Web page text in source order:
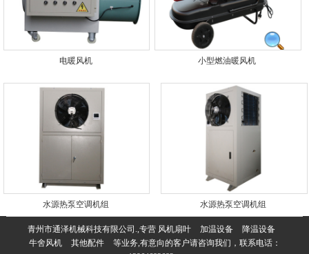
电暖风机 小型燃油暖风机
水源热泵空调机组 水源热泵空调机组
青州市通泽机械科技有限公司.,专营 风机扇叶 加温设备
降温设备
牛舍风机
其他配件
等业务,有意向的客户请咨询我们，联系电话：